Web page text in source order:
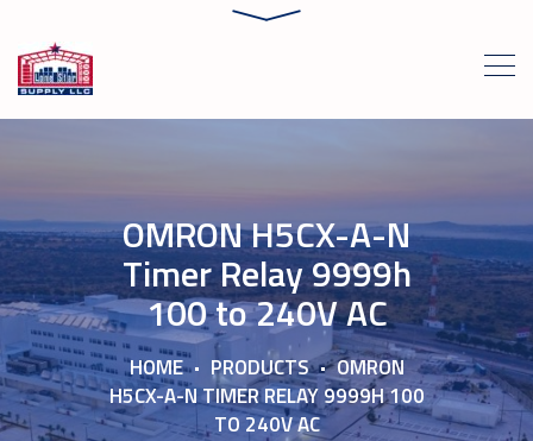
OMRON H5CX-A-N
Timer Relay 9999h
100 to 240V AC
HOME PRODUCTS
OMRON
H5CX-A-N TIMER RELAY 9999H 100
TO 240V AC